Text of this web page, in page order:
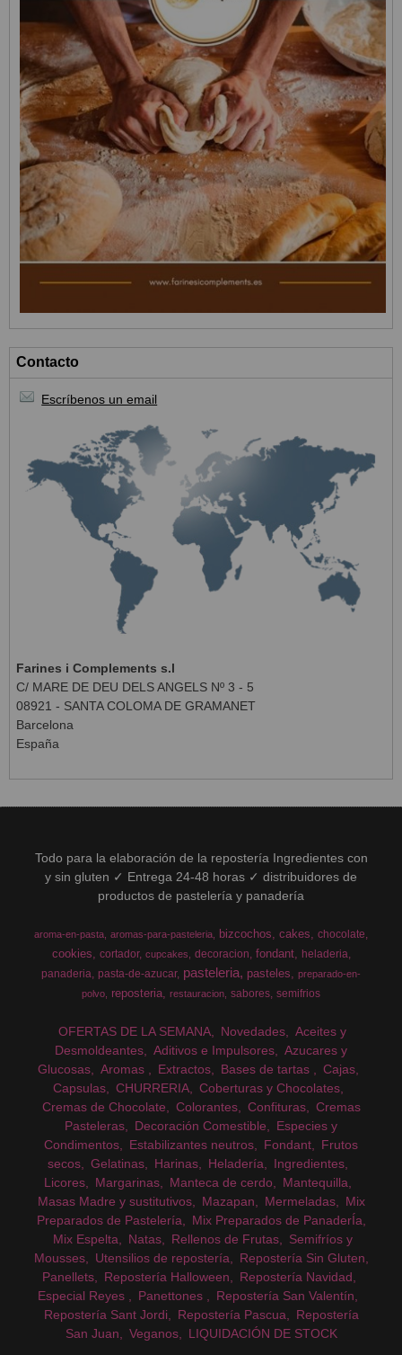
Contacto
Escríbenos un email
Farines i Complements s.l
C/ MARE DE DEU DELS ANGELS Nº 3 - 5
08921 - SANTA COLOMA DE GRAMANET
Barcelona
España
Todo para la elaboración de la repostería Ingredientes con
y sin gluten ✓ Entrega 24-48 horas ✓ distribuidores de
productos de pastelería y panadería
aroma-en-pasta aromas-para-pasteleria bizcochos cakes chocolate
cookies cortador cupcakes decoracion fondant
heladeria
panaderia pasta-de-azucar pasteleria pasteles
preparado-en-
polvo
reposteria restauracion sabores semifrios
OFERTAS DE LA SEMANA Novedades
Aceites y
Desmoldeantes
Aditivos e Impulsores
Azucares y
Glucosas
Aromas Extractos Bases de tartas
Cajas
Capsulas
CHURRERIA
Coberturas y Chocolates
Cremas de Chocolate
Colorantes Confituras
Cremas
Pasteleras
Decoración Comestible
Especies y
Condimentos
Estabilizantes neutros Fondant
Frutos
secos
Gelatinas Harinas Heladería
Ingredientes
Licores
Margarinas Manteca de cerdo
Mantequilla
Masas Madre y sustitutivos
Mazapan Mermeladas
Mix
Preparados de Pastelería
Mix Preparados de PanaderÍa
Mix Espelta
Natas Rellenos de Frutas
Semifríos y
Mousses
Utensilios de repostería
Repostería Sin Gluten
Panellets
Repostería Halloween
Repostería Navidad
Especial Reyes
Panettones
Repostería San Valentín
Repostería Sant Jordi
Repostería Pascua
Repostería
San Juan
Veganos LIQUIDACIÓN DE STOCK